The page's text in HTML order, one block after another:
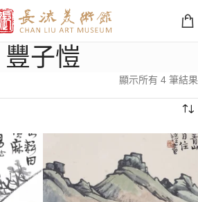
豐子愷
顯示所有 4 筆結果